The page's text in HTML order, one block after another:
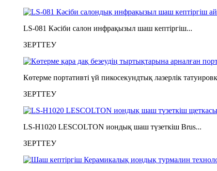
LS-081 Кәсіби салон инфрақызыл шаш кептіргіш...
ЗЕРТТЕУ
Көтерме портативті үй пикосекундтық лазерлік
ЗЕРТТЕУ
LS-H1020 LESCOLTON иондық шаш түзеткіш Brus...
ЗЕРТТЕУ